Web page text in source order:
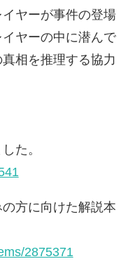
ヤーが事件の登場
ヤーの中に潜んで
相を推理する協力
た。
方に向けた解説本
2875371